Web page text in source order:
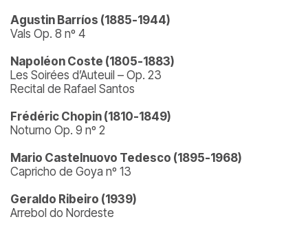
Agustin Barríos (1885-1944)
Vals Op. 8 nº 4
Napoléon Coste (1805-1883)
Les Soirées d’Auteuil – Op. 23
Recital de Rafael Santos
Frédéric Chopin (1810-1849)
Noturno Op. 9 nº 2
Mario Castelnuovo Tedesco (1895-1968)
Capricho de Goya nº 13
Geraldo Ribeiro (1939)
Arrebol do Nordeste